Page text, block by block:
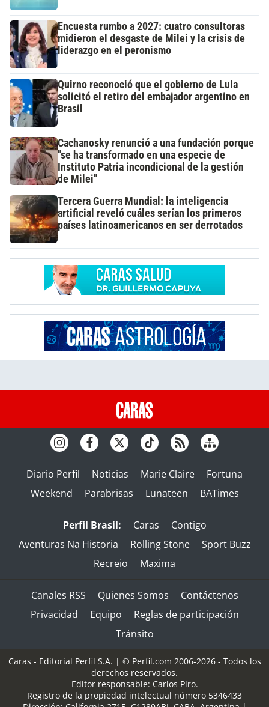
Encuesta rumbo a 2027: cuatro consultoras
midieron el desgaste de Milei y la crisis de
liderazgo en el peronismo
Quirno reconoció que el gobierno de Lula
solicitó el retiro del embajador argentino en
Brasil
Cachanosky renunció a una fundación porque
"se ha transformado en una especie de
Instituto Patria incondicional de la gestión
de Milei"
Tercera Guerra Mundial: la inteligencia
artificial reveló cuáles serían los primeros
países latinoamericanos en ser derrotados
Diario Perfil Noticias Marie Claire
Fortuna
Weekend
Parabrisas Lunateen BATimes
Perfil Brasil: Caras
Contigo
Aventuras Na Historia
Rolling Stone
Sport Buzz
Recreio
Maxima
Canales RSS Quienes Somos
Contáctenos
Privacidad
Equipo
Reglas de participación
Tránsito
Caras - Editorial Perfil S.A. | © Perfil.com 2006-2026 - Todos los
derechos reservados.
Editor responsable: Carlos Piro.
Registro de la propiedad intelectual número 5346433